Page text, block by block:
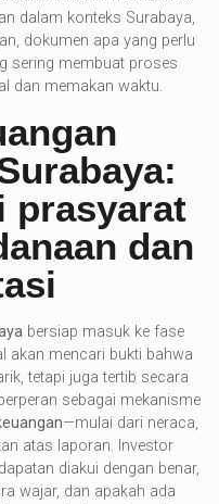
dalam konteks Surabaya,
dokumen apa yang perlu
sering membuat proses
dan memakan waktu.
prasyarat
dan
bersiap masuk ke fase
akan mencari bukti bahwa
tetapi juga tertib secara
sebagai mekanisme
—mulai dari neraca,
atas laporan. Investor
diakui dengan benar,
wajar, dan apakah ada